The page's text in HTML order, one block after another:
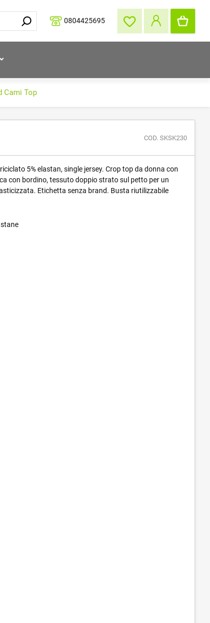
0804425695
Cami Top
COD. SKSK230
5% elastan, single jersey. Crop top da donna con
con bordino, tessuto doppio strato sul petto per un
Etichetta senza brand. Busta riutilizzabile